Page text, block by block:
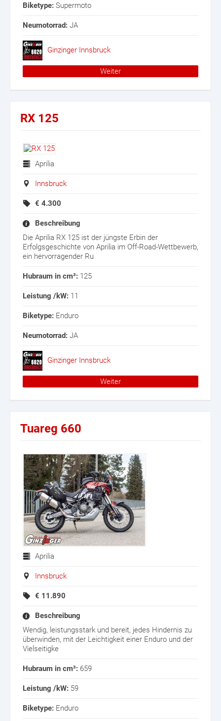
Biketype: Supermoto
Neumotorrad: JA
Ginzinger Innsbruck
Weiter
RX 125
Aprilia
Innsbruck
€ 4.300
Beschreibung
Die Aprilia RX 125 ist der jüngste Erbin der
Erfolgsgeschichte von Aprilia im Off-Road-Wettbewerb,
ein hervorragender Ru
Hubraum in cm³: 125
Leistung /kW: 11
Biketype: Enduro
Neumotorrad: JA
Ginzinger Innsbruck
Weiter
Tuareg 660
Aprilia
Innsbruck
€ 11.890
Beschreibung
Wendig, leistungsstark und bereit, jedes Hindernis zu
überwinden, mit der Leichtigkeit einer Enduro und der
Vielseitigke
Hubraum in cm³: 659
Leistung /kW: 59
Biketype: Enduro